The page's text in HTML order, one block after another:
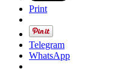
Print
Telegram
WhatsApp